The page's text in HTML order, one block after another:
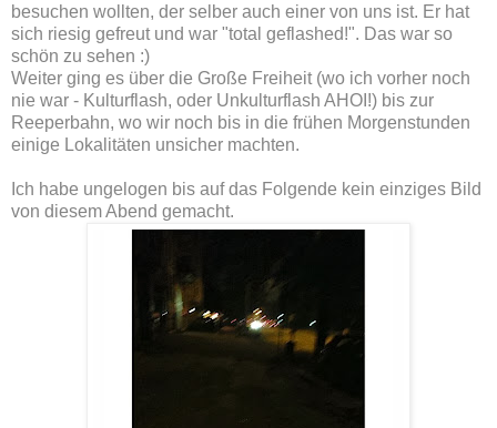
besuchen wollten, der selber auch einer von uns ist. Er hat
sich riesig gefreut und war "total geflashed!". Das war so
schön zu sehen :)
Weiter ging es über die Große Freiheit (wo ich vorher noch
nie war - Kulturflash, oder Unkulturflash AHOI!) bis zur
Reeperbahn, wo wir noch bis in die frühen Morgenstunden
einige Lokalitäten unsicher machten.
Ich habe ungelogen bis auf das Folgende kein einziges Bild
von diesem Abend gemacht.